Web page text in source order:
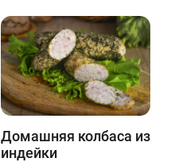
Домашняя колбаса из
индейки